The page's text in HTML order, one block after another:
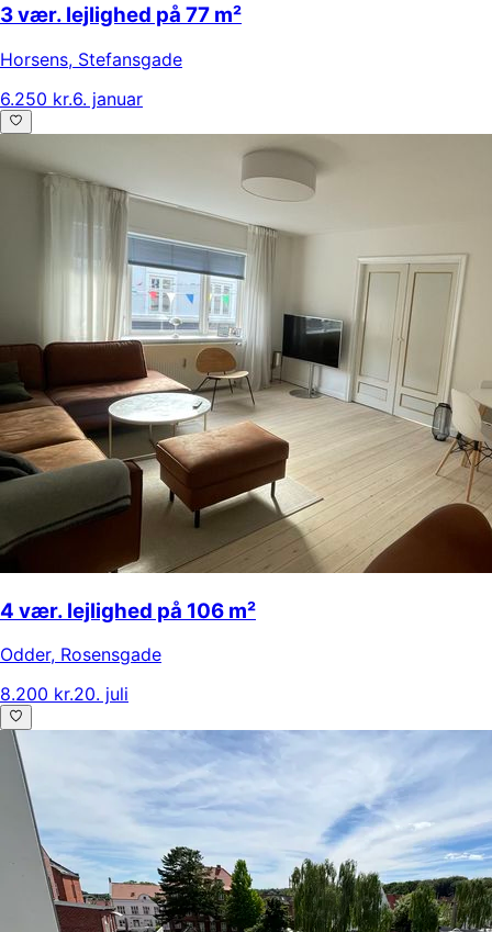
3 vær. lejlighed på 77 m²
Horsens, Stefansgade
6.250 kr.6. januar
4 vær. lejlighed på 106 m²
Odder, Rosensgade
8.200 kr.20. juli